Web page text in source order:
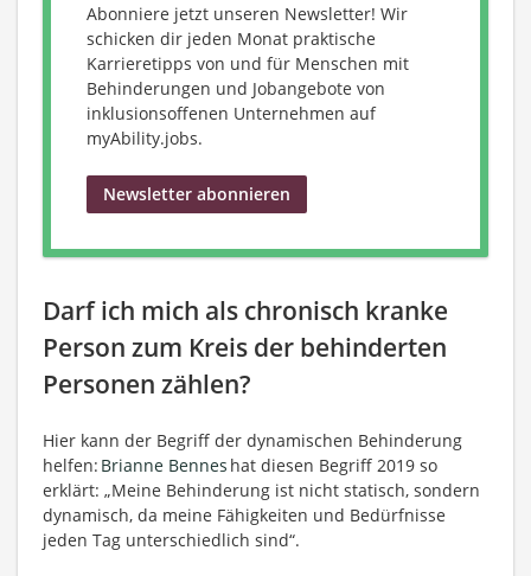
Abonniere jetzt unseren Newsletter! Wir
schicken dir jeden Monat praktische
Karrieretipps von und für Menschen mit
Behinderungen und Jobangebote von
inklusionsoffenen Unternehmen auf
myAbility.jobs.
Newsletter abonnieren
Darf ich mich als chronisch kranke
Person zum Kreis der behinderten
Personen zählen?
Hier kann der Begriff der dynamischen Behinderung
helfen: Brianne Bennes hat diesen Begriff 2019 so
erklärt: „Meine Behinderung ist nicht statisch, sondern
dynamisch, da meine Fähigkeiten und Bedürfnisse
jeden Tag unterschiedlich sind“.